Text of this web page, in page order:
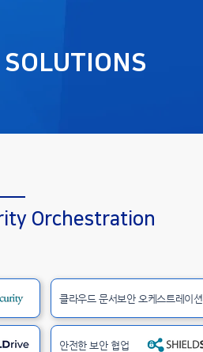
Orchestration
클라우드 문서보안 오케스트레이션
안전한 보안 협업